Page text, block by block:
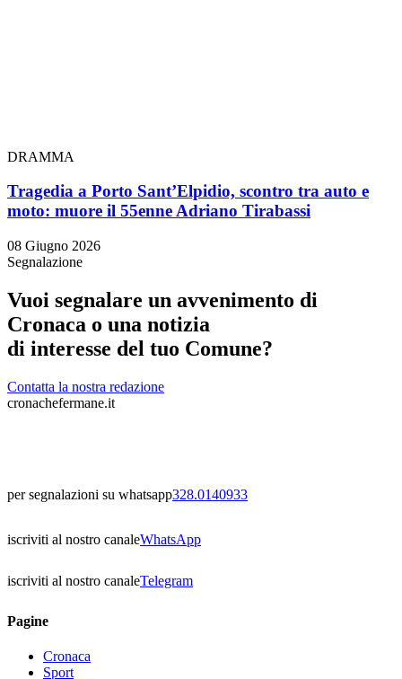
DRAMMA
Tragedia a Porto Sant’Elpidio, scontro tra auto e
moto: muore il 55enne Adriano Tirabassi
08 Giugno 2026
Segnalazione
Vuoi segnalare un avvenimento di
Cronaca o una notizia
di interesse del tuo Comune?
Contatta la nostra redazione
cronachefermane.it
per segnalazioni su whatsapp328.0140933
iscriviti al nostro canaleWhatsApp
iscriviti al nostro canaleTelegram
Pagine
Cronaca
Sport